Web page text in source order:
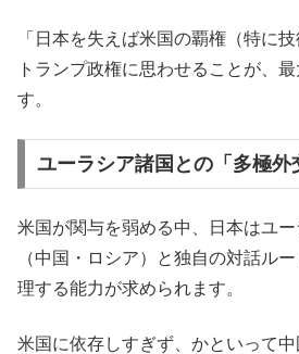
「日本を失えば米国の覇権（特に
トランプ政権に思わせることが、
す。
ユーラシア諸国との「多極外
米国が関与を弱める中、日本はユ
（中国・ロシア）と独自の対話ル
理する能力が求められます。
米国に依存しすぎず、かといって